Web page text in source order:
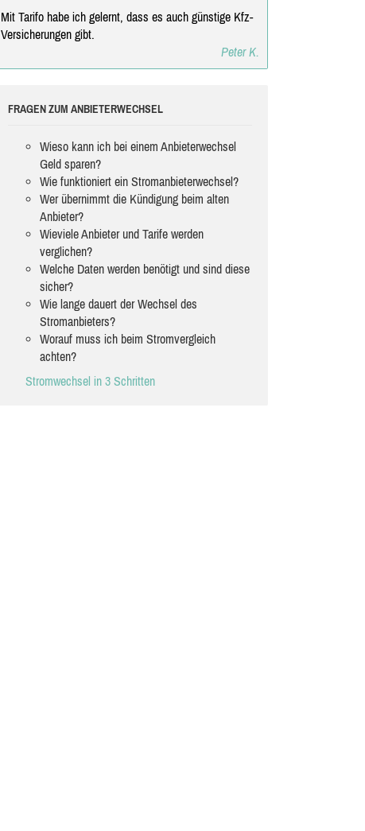
Mit Tarifo habe ich gelernt, dass es auch günstige Kfz-
Versicherungen gibt.
Peter K.
FRAGEN ZUM ANBIETERWECHSEL
Wieso kann ich bei einem Anbieterwechsel
Geld sparen?
Wie funktioniert ein Stromanbieterwechsel?
Wer übernimmt die Kündigung beim alten
Anbieter?
Wieviele Anbieter und Tarife werden
verglichen?
Welche Daten werden benötigt und sind diese
sicher?
Wie lange dauert der Wechsel des
Stromanbieters?
Worauf muss ich beim Stromvergleich
achten?
Stromwechsel in 3 Schritten